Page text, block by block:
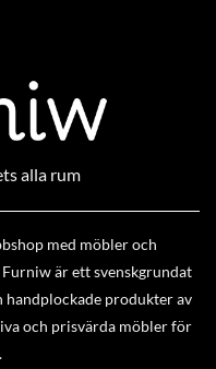
alla rum
med möbler och
är ett svenskgrundat
handplockade produkter av
och prisvärda möbler för